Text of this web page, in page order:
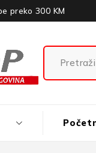
preko 300 KM